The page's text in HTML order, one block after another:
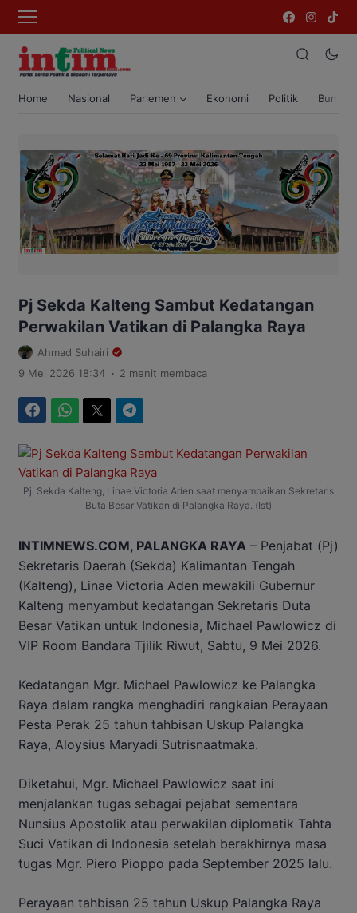
Home Nasional Parlemen Ekonomi Politik Bumi
Pj Sekda Kalteng Sambut Kedatangan
Perwakilan Vatikan di Palangka Raya
Ahmad Suhairi
9 Mei 2026 18:34 . 2 menit membaca
Pj. Sekda Kalteng, Linae Victoria Aden saat menyampaikan Sekretaris
Buta Besar Vatikan di Palangka Raya. (Ist)
INTIMNEWS.COM, PALANGKA RAYA – Penjabat (Pj)
Sekretaris Daerah (Sekda) Kalimantan Tengah
(Kalteng), Linae Victoria Aden mewakili Gubernur
Kalteng menyambut kedatangan Sekretaris Duta
Besar Vatikan untuk Indonesia, Michael Pawlowicz di
VIP Room Bandara Tjilik Riwut, Sabtu, 9 Mei 2026.
Kedatangan Mgr. Michael Pawlowicz ke Palangka
Raya dalam rangka menghadiri rangkaian Perayaan
Pesta Perak 25 tahun tahbisan Uskup Palangka
Raya, Aloysius Maryadi Sutrisnaatmaka.
Diketahui, Mgr. Michael Pawlowicz saat ini
menjalankan tugas sebagai pejabat sementara
Nunsius Apostolik atau perwakilan diplomatik Tahta
Suci Vatikan di Indonesia setelah berakhirnya masa
tugas Mgr. Piero Pioppo pada September 2025 lalu.
Perayaan tahbisan 25 tahun Uskup Palangka Raya